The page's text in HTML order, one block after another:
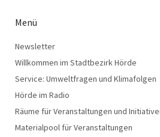
Menü
Newsletter
Willkommen im Stadtbezirk Hörde
Service: Umweltfragen und Klimafolgen
Hörde im Radio
Räume für Veranstaltungen und
Materialpool für Veranstaltungen